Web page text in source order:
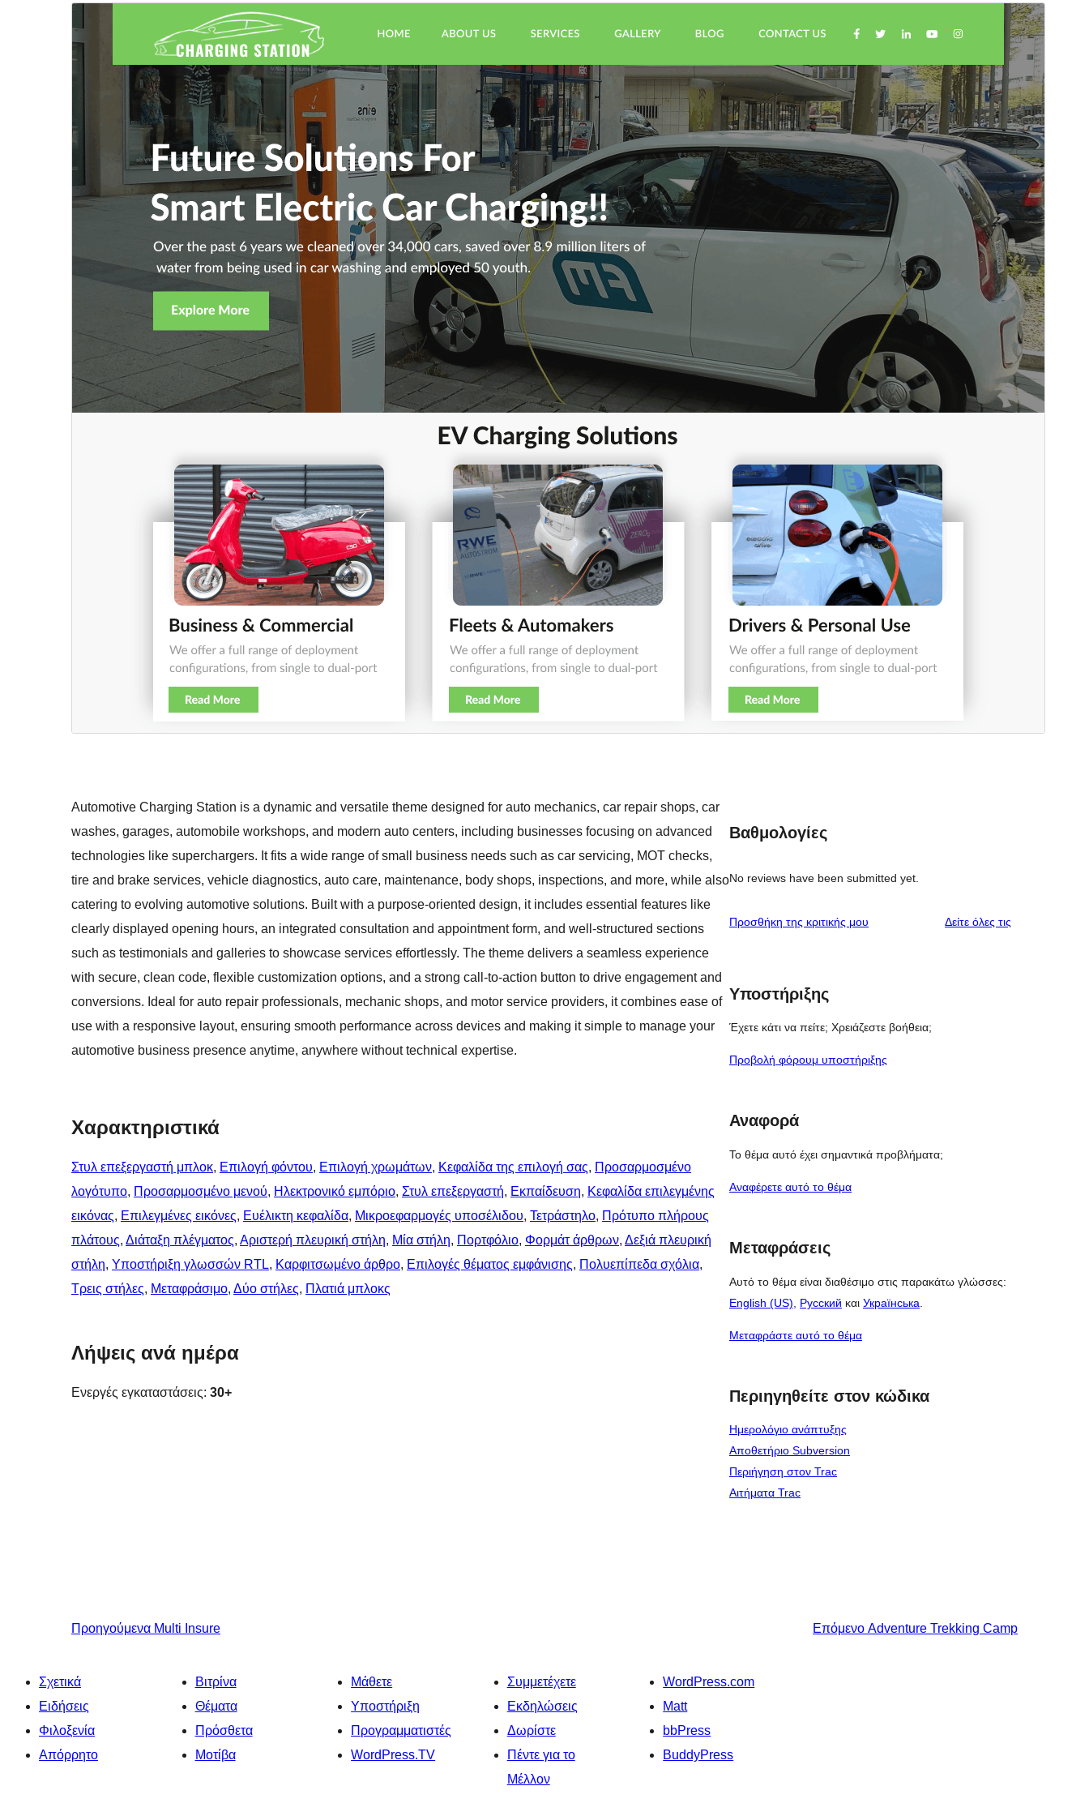
Αυτό το θέμα είναι δωρεάν αλλά προσφέρει
επιπρόσθετες αναβαθμίσεις ή υποστήριξη επί
πληρωμής.
ΠροεπισκόπησηΛήψη
Αυτό είναι ένα θυγατρικό θέμα του
Automobile Hub
Έκδοση
6.5.2
Τελευταία ενημέρωση
18 Ιούλ 2026
Ενεργές εγκαταστάσεις
30+
5.6
Αρχική σελίδα θέματος
Automotive Charging Station is a dynamic and versatile theme designed for auto mechanics, car repair shops, car
washes, garages, automobile workshops, and modern auto centers, including businesses focusing on advanced
technologies like superchargers. It fits a wide range of small business needs such as car servicing, MOT checks,
tire and brake services, vehicle diagnostics, auto care, maintenance, body shops, inspections, and more, while also
catering to evolving automotive solutions. Built with a purpose-oriented design, it includes essential features like
clearly displayed opening hours, an integrated consultation and appointment form, and well-structured sections
such as testimonials and galleries to showcase services effortlessly. The theme delivers a seamless experience
with secure, clean code, flexible customization options, and a strong call-to-action button to drive engagement and
conversions. Ideal for auto repair professionals, mechanic shops, and motor service providers, it combines ease of
use with a responsive layout, ensuring smooth performance across devices and making it simple to manage your
automotive business presence anytime, anywhere without technical expertise.
Χαρακτηριστικά
Στυλ επεξεργαστή μπλοκ, Επιλογή φόντου, Επιλογή χρωμάτων, Κεφαλίδα της επιλογή σας, Προσαρμοσμένο
λογότυπο, Προσαρμοσμένο μενού, Ηλεκτρονικό εμπόριο, Στυλ επεξεργαστή, Εκπαίδευση, Κεφαλίδα επιλεγμένης
εικόνας, Επιλεγμένες εικόνες, Ευέλικτη κεφαλίδα, Μικροεφαρμογές υποσέλιδου, Τετράστηλο, Πρότυπο πλήρους
πλάτους, Διάταξη πλέγματος, Αριστερή πλευρική στήλη, Μία στήλη, Πορτφόλιο, Φορμάτ άρθρων, Δεξιά πλευρική
στήλη, Υποστήριξη γλωσσών RTL, Καρφιτσωμένo άρθρo, Επιλογές θέματος εμφάνισης, Πολυεπίπεδα σχόλια
Τρεις στήλες, Μεταφράσιμο, Δύο στήλες, Πλατιά μπλοκς
Λήψεις ανά ημέρα
Ενεργές εγκαταστάσεις: 30+
Βαθμολογίες
No reviews have been submitted yet.
Προσθήκη της κριτικής μου Δείτε όλες τις
Υποστήριξης
Έχετε κάτι να πείτε; Χρειάζεστε βοήθεια;
Προβολή φόρουμ υποστήριξης
Αναφορά
Το θέμα αυτό έχει σημαντικά προβλήματα;
Αναφέρετε αυτό το θέμα
Μεταφράσεις
Αυτό το θέμα είναι διαθέσιμο στις παρακάτω γλώσσες:
English (US)
Русский και Українська
Μεταφράστε αυτό το θέμα
Περιηγηθείτε στον κώδικα
Ημερολόγιο ανάπτυξης
Αποθετήριο Subversion
Περιήγηση στον Trac
Αιτήματα Trac
Προηγούμενα Multi Insure Επόμενο Adventure Trekking Camp
Σχετικά
Ειδήσεις
Φιλοξενία
Απόρρητο
Βιτρίνα
Θέματα
Πρόσθετα
Μοτίβα
Μάθετε
Υποστήριξη
Προγραμματιστές
WordPress.TV
Συμμετέχετε
Εκδηλώσεις
Δωρίστε
Πέντε για το
Μέλλον
WordPress.com
Matt
bbPress
BuddyPress